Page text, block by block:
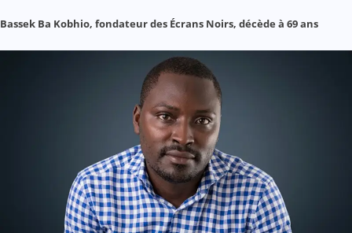
Bassek Ba Kobhio, fondateur des Écrans Noirs, décède à 69 ans